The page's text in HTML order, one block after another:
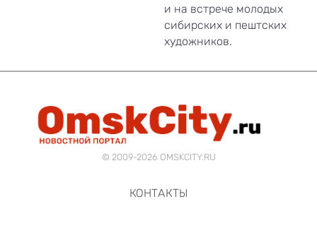
и на встрече молодых
сибирских и пештских
художников.
© 2009-2026 OMSKCITY.RU
КОНТАКТЫ